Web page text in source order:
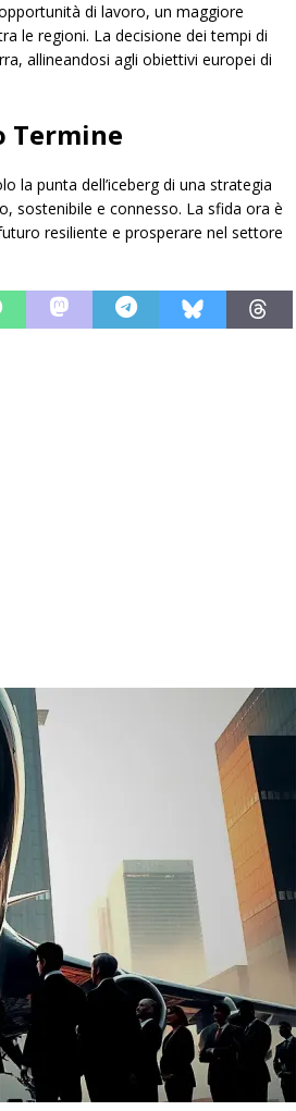
di lavoro, un maggiore
le regioni. La decisione dei tempi di
allineandosi agli obiettivi europei di
Termine
la punta dell’iceberg di una strategia
sostenibile e connesso. La sfida ora è
resiliente e prosperare nel settore